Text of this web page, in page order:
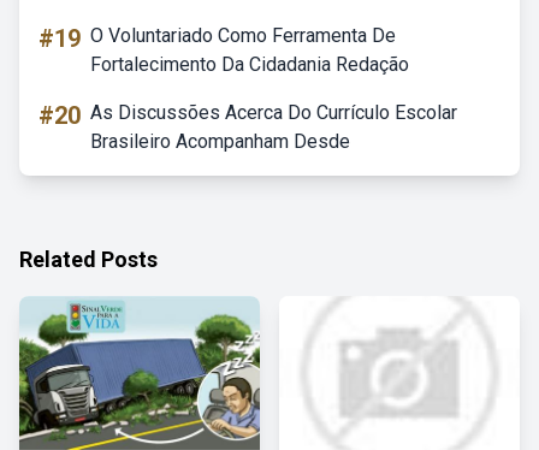
#19 O Voluntariado Como Ferramenta De
Fortalecimento Da Cidadania Redação
#20 As Discussões Acerca Do Currículo Escolar
Brasileiro Acompanham Desde
Related Posts